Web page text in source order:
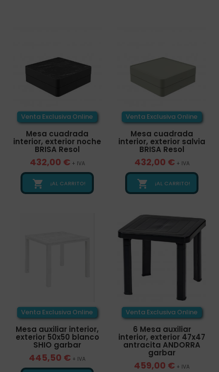
Venta Exclusiva Online
Mesa cuadrada
interior, exterior noche
BRISA Resol
432,00 € + IVA
 ¡AL CARRITO!
Venta Exclusiva Online
Mesa cuadrada
interior, exterior salvia
BRISA Resol
432,00 € + IVA
 ¡AL CARRITO!
Venta Exclusiva Online
Mesa auxiliar interior,
exterior 50x50 blanco
SHIO garbar
445,50 € + IVA
Venta Exclusiva Online
6 Mesa auxiliar
interior, exterior 47x47
antracita ANDORRA
garbar
459,00 € + IVA